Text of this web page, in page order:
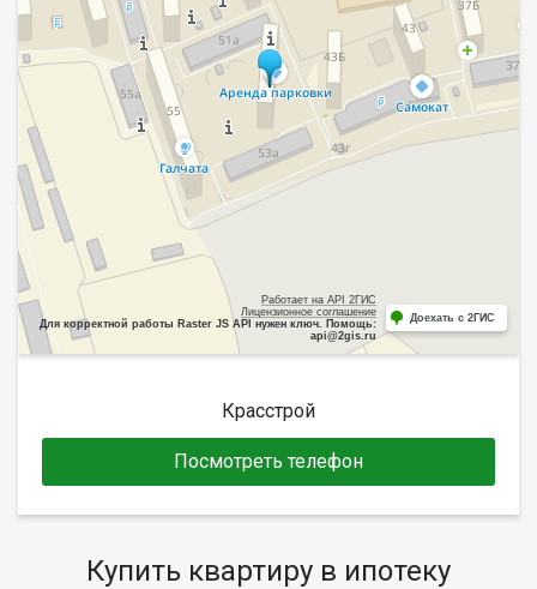
Работает на API 2ГИС
Лицензионное соглашение
Для корректной работы Raster JS API нужен ключ. Помощь:
api@2gis.ru
Доехать с 2ГИС
Красстрой
Посмотреть телефон
Купить квартиру в ипотеку